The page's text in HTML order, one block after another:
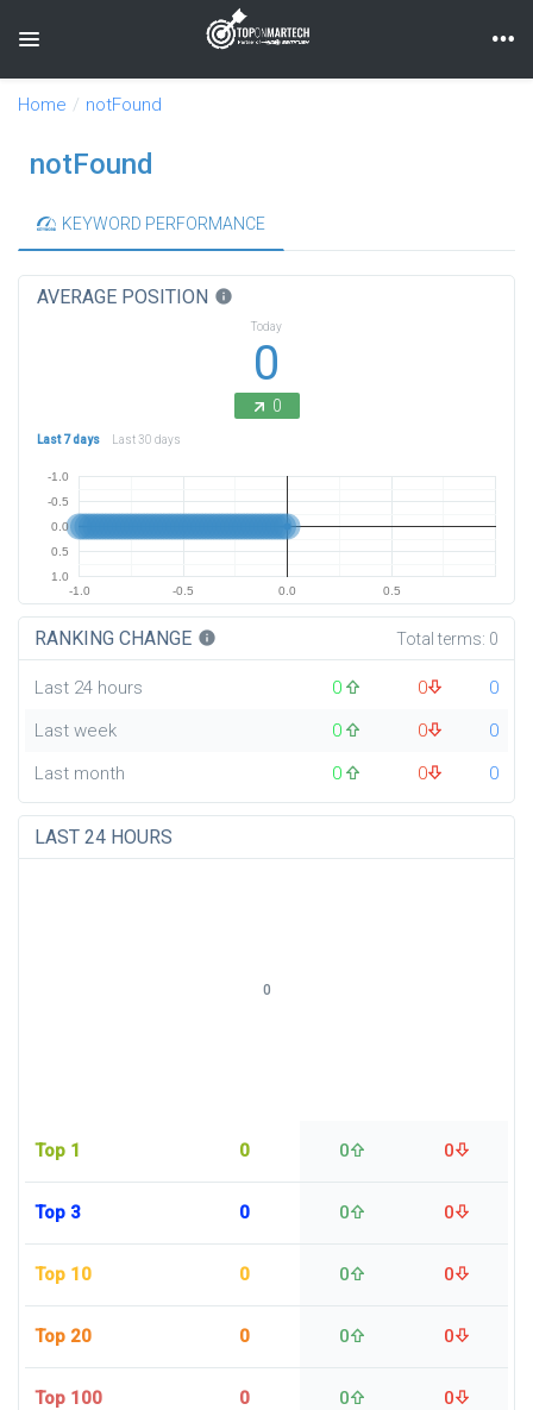
Toggle navigation
Home notFound
notFound
KEYWORD PERFORMANCE
AVERAGE POSITION info
Today
0
0
Last 7 days Last 30 days
-1.0 -0.5 0.0 0.5
-1.0
-0.5
0.0
0.5
1.0
RANKING CHANGE info Total terms: 0
Last 24 hours 0 0
0
Last week
0 0
0
Last month
0 0 0
LAST 24 HOURS
Top 1 0 0 0
Top 3 0 0 0
Top 10 0 0 0
Top 20 0 0 0
Top 100 0 0 0
0